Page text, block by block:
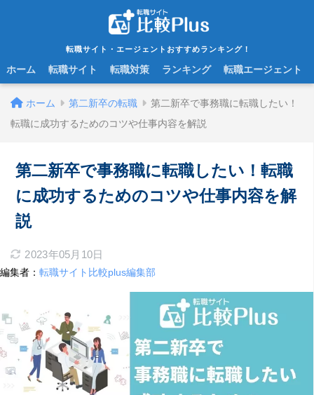
転職サイト・エージェントおすすめランキング！
ホーム 転職サイト 転職対策 ランキング 転職エージェント
ホーム 第二新卒の転職
第二新卒で事務職に転職したい！
転職に成功するためのコツや仕事内容を解説
第二新卒で事務職に転職したい！転職
に成功するためのコツや仕事内容を解
説
2023年05月10日
編集者： 転職サイト比較plus編集部